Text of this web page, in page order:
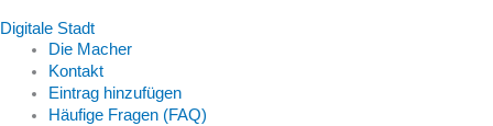
Digitale Stadt
Die Macher
Kontakt
Eintrag hinzufügen
Häufige Fragen (FAQ)